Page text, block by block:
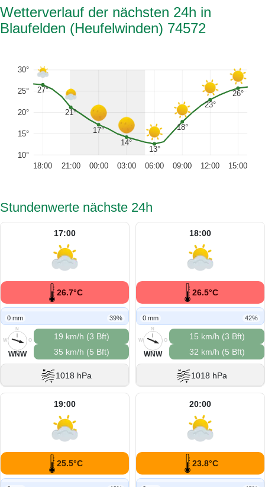
Wetterverlauf der nächsten 24h in
Blaufelden (Heufelwinden) 74572
10°
15°
20°
25°
30°
27°
21°
17°
14°
13°
18°
23°
26°
18:00 21:00 00:00 03:00 06:00 09:00 12:00 15:00
Stundenwerte nächste 24h
17:00
26.7°C
0 mm 39%
N
O
S
W
WNW
19 km/h (3 Bft)
35 km/h (5 Bft)
1018 hPa
18:00
26.5°C
0 mm 42%
N
O
S
W
WNW
15 km/h (3 Bft)
32 km/h (5 Bft)
1018 hPa
19:00
25.5°C
20:00
23.8°C